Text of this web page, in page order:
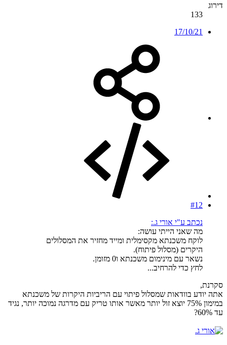
דירוג
133
17/10/21
#12
נכתב ע"י אורי ג.:
מה שאני הייתי עושה:
לוקח משכנתא מקסימלית ומייד מחזיר את המסלולים
היקרים (מסלול פיתוח).
נשאר עם מינימום משכנתא ו0 מזומן.
לחץ כדי להרחיב...
סקרנת,
אתה יודע בוודאות שמסלול פיתוי עם הריביות היקרות של משכנתא
במימון 75% יוצא זול יותר מאשר אותו טריק עם מדרגה נמוכה יותר, נגיד
עד 60%?